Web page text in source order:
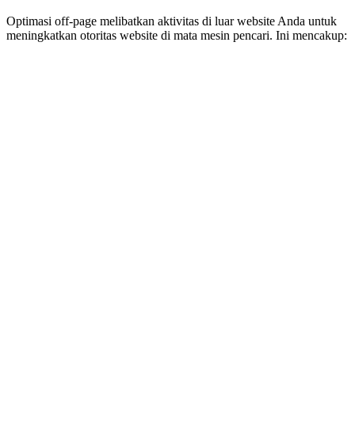
Optimasi off-page melibatkan aktivitas di luar website Anda untuk
meningkatkan otoritas website di mata mesin pencari. Ini mencakup: